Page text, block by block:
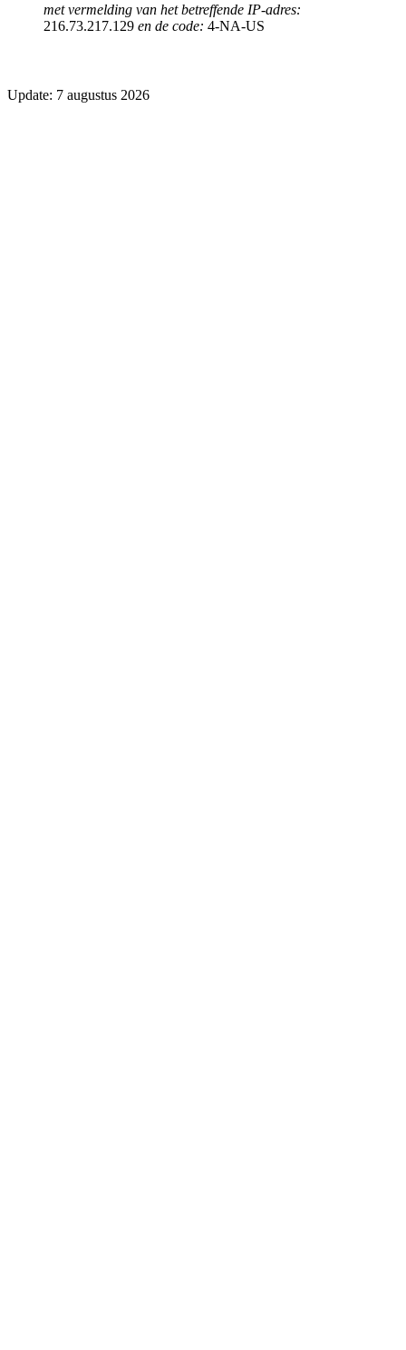
met vermelding van het betreffende IP-adres:
216.73.217.129 en de code: 4-NA-US
Update: 7 augustus 2026